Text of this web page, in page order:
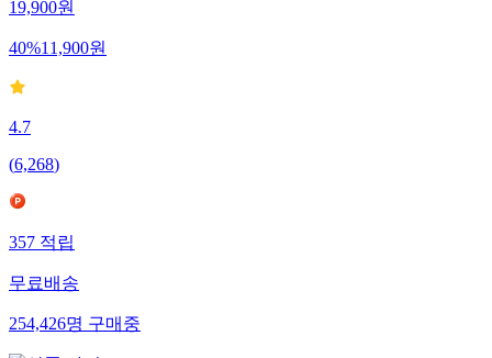
19,900원
40%11,900원
4.7
(6,268)
357적립
무료배송
254,426명구매중